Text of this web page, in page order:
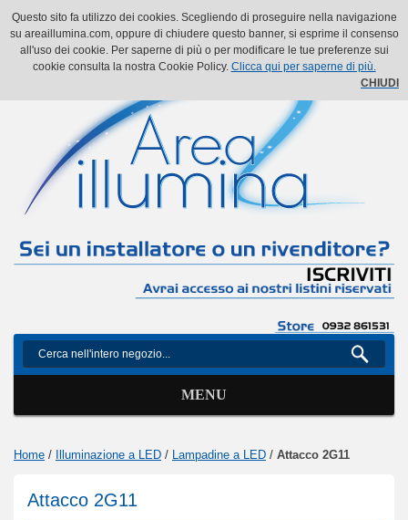
Il mio account Il mio carrello Vai alla Cassa Accedi
MENU
Home / Illuminazione a LED / Lampadine a LED / Attacco 2G11
Attacco 2G11
Questo sito fa utilizzo dei cookies. Scegliendo di proseguire nella navigazione
su areaillumina.com, oppure di chiudere questo banner, si esprime il consenso
all'uso dei cookie. Per saperne di più o per modificare le tue preferenze sui
cookie consulta la nostra Cookie Policy. Clicca qui per saperne di più.
CHIUDI